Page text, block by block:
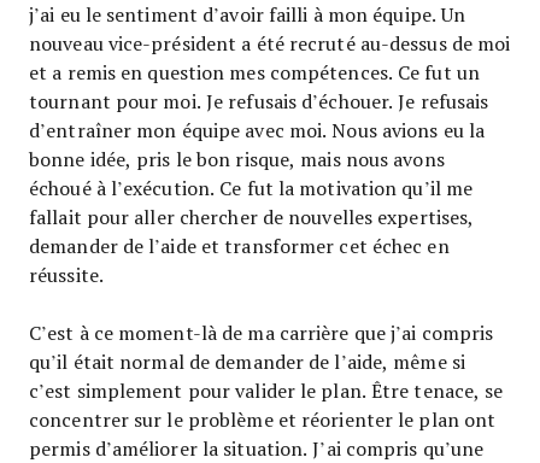
j’ai eu le sentiment d’avoir failli à mon équipe. Un
nouveau vice-président a été recruté au-dessus de moi
et a remis en question mes compétences. Ce fut un
tournant pour moi. Je refusais d’échouer. Je refusais
d’entraîner mon équipe avec moi. Nous avions eu la
bonne idée, pris le bon risque, mais nous avons
échoué à l’exécution. Ce fut la motivation qu’il me
fallait pour aller chercher de nouvelles expertises,
demander de l’aide et transformer cet échec en
réussite.
C’est à ce moment-là de ma carrière que j’ai compris
qu’il était normal de demander de l’aide, même si
c’est simplement pour valider le plan. Être tenace, se
concentrer sur le problème et réorienter le plan ont
permis d’améliorer la situation. J’ai compris qu’une